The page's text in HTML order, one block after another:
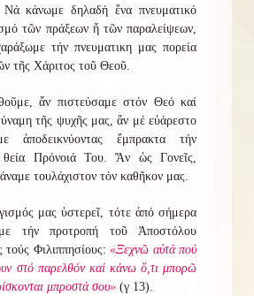
κάνωμε δηλαδή ἕνα πνευματικό
τῶν πράξεων ἤ τῶν παραλείψεων,
τήν πνευματικη μας πορεία
τῆς Χάριτος τοῦ Θεοῦ.
ἄν πιστεύσαμε στόν Θεό καί
τῆς ψυχῆς μας, ἄν μέ εὐάρεστο
ἀποδεικνύοντας ἔμπρακτα τήν
θεία Πρόνοιά Του. Ἄν ὡς Γονεῖς,
τουλάχιστον τόν καθῆκον μας.
μας ὑστερεῖ, τότε ἀπό σήμερα
τήν προτροπή τοῦ Ἀποστόλου
Φιλιππησίους: «Ξεχνῶ αὐτά πού
στό παρελθόν καί κάνω ὅ,τι μπορῶ
μπροστά σου» (γ 13).